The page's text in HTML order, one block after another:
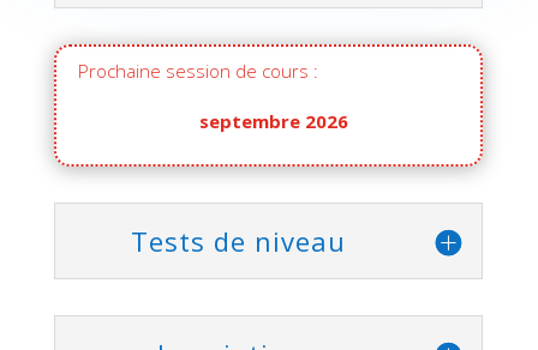
Prochaine session de cours :
septembre 2026
Tests de niveau